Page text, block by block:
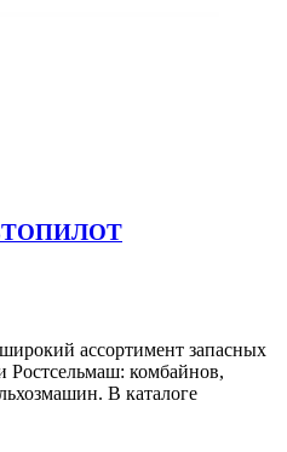
ассортимент запасных
Ростсельмаш: комбайнов,
В каталоге